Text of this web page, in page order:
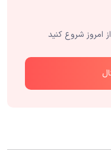
امروز شروع کنید